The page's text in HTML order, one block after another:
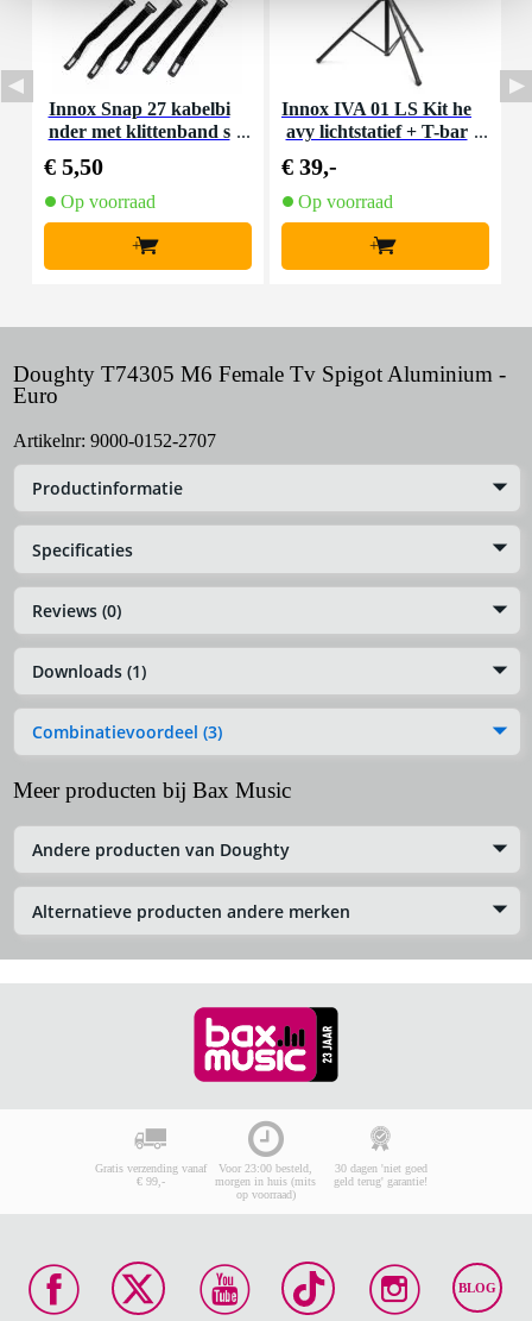
Innox Snap 27 kabelbi
nder met klittenband s
€ 5,50
Op voorraad
+
Innox IVA 01 LS Kit he
avy lichtstatief + T-bar
€ 39,-
Op voorraad
+
Doughty T74305 M6 Female Tv Spigot Aluminium -
Euro
Artikelnr: 9000-0152-2707
Productinformatie
Specificaties
Reviews (0)
Downloads (1)
Combinatievoordeel (3)
Meer producten bij Bax Music
Andere producten van Doughty
Alternatieve producten andere merken
Gratis verzending vanaf
€ 99,-
Voor 23:00 besteld,
morgen in huis (mits
op voorraad)
30 dagen 'niet goed
geld terug' garantie!
BLOG